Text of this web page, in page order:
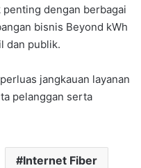
dengan berbagai
bisnis Beyond kWh
dan publik.
jangkauan layanan
pelanggan serta
Internet Fiber